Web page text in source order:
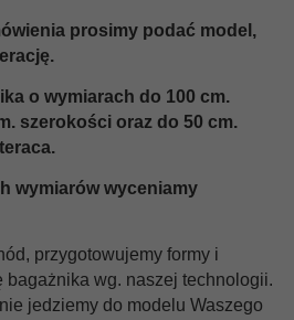
prosimy podać model,
o wymiarach do 100 cm.
szerokości oraz do 50 cm.
wymiarów wyceniamy
przygotowujemy formy i
wg. naszej technologii.
jedziemy do modelu Waszego